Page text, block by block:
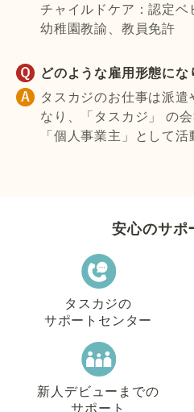
チャイルドケア：認定ベ
幼稚園教諭、教員免許
どのような雇用形態にな
タスカジのお仕事は派
なり、「タスカジ」 の
「個人事業主」として活
安心のサポ
タスカジの
サポートセンター
新人デビューまでの
サポート